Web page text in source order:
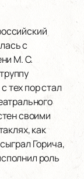
с
М. С.
тех пор стал
своими
как
Горича,
роль